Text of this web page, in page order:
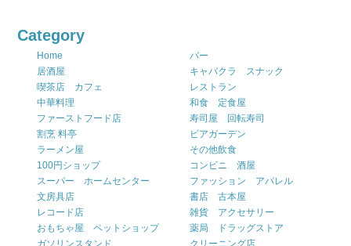
Category
Home
バー
居酒屋
キャバクラ スナック
喫茶店 カフェ
レストラン
中華料理
和食 定食屋
ファーストフード店
寿司屋 回転寿司
割烹 料亭
ビアガーデン
ラーメン屋
その他飲食
100円ショップ
コンビニ 酒屋
スーパー ホームセンター
ファッション アパレル
文房具店
書店 古本屋
レコード店
雑貨 アクセサリー
おもちゃ屋 ペットショップ
薬局 ドラッグストア